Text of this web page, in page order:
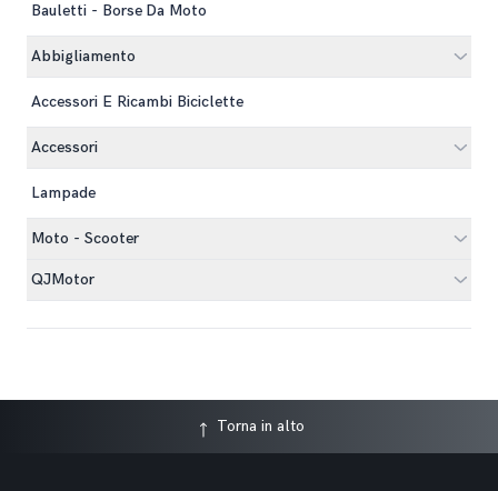
Bauletti - Borse Da Moto
Abbigliamento
Accessori E Ricambi Biciclette
Accessori
Lampade
Moto - Scooter
QJMotor
Torna in alto